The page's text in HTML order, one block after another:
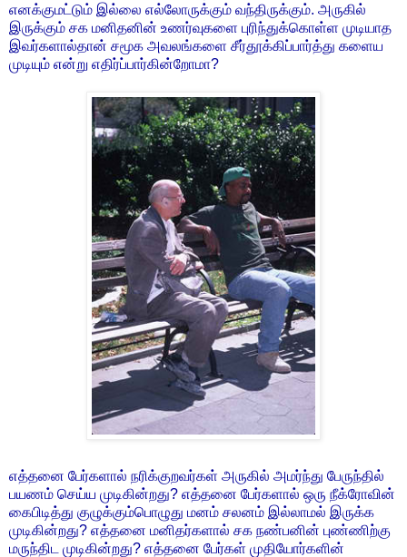
எனக்குமட்டும் இல்லை எல்லோருக்கும் வந்திருக்கும். அருகில்
இருக்கும் சக மனிதனின் உணர்வுகளை புரிந்துக்கொள்ள முடியாத
இவர்களால்தான் சமூக அவலங்களை சீர்தூக்கிப்பார்த்து களைய
முடியும் என்று எதிர்ப்பார்கின்றோமா?
எத்தனை பேர்களால் நரிக்குறவர்கள் அருகில் அமர்ந்து பேருந்தில்
பயணம் செய்ய முடிகின்றது? எத்தனை பேர்களால் ஒரு நீக்ரோவின்
கைபிடித்து குழுக்கும்பொழுது மனம் சலனம் இல்லாமல் இருக்க
முடிகின்றது? எத்தனை மனிதர்களால் சக நண்பனின் புண்ணிற்கு
மருந்திட முடிகின்றது? எத்தனை பேர்கள் முதியோர்களின்